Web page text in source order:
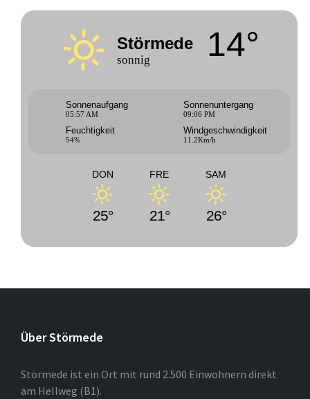
Störmede
sonnig 14°
Sonnenaufgang
05:57 AM
Sonnenuntergang
09:06 PM
Feuchtigkeit
54%
Windgeschwindigkeit
11.2Km/h
DON
25°
FRE
21°
SAM
26°
Über Störmede
Störmede ist ein Ort mit rund 2.500 Einwohnern direkt
am Hellweg (B1).